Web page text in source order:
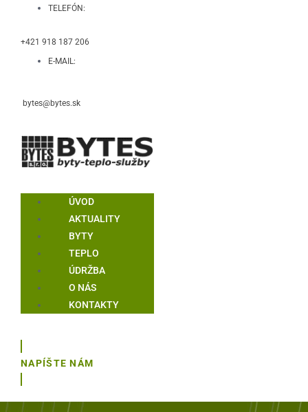
TELEFÓN:
+421 918 187 206
E-MAIL:
bytes@bytes.sk
ÚVOD
AKTUALITY
BYTY
TEPLO
ÚDRŽBA
O NÁS
KONTAKTY
NAPÍŠTE NÁM